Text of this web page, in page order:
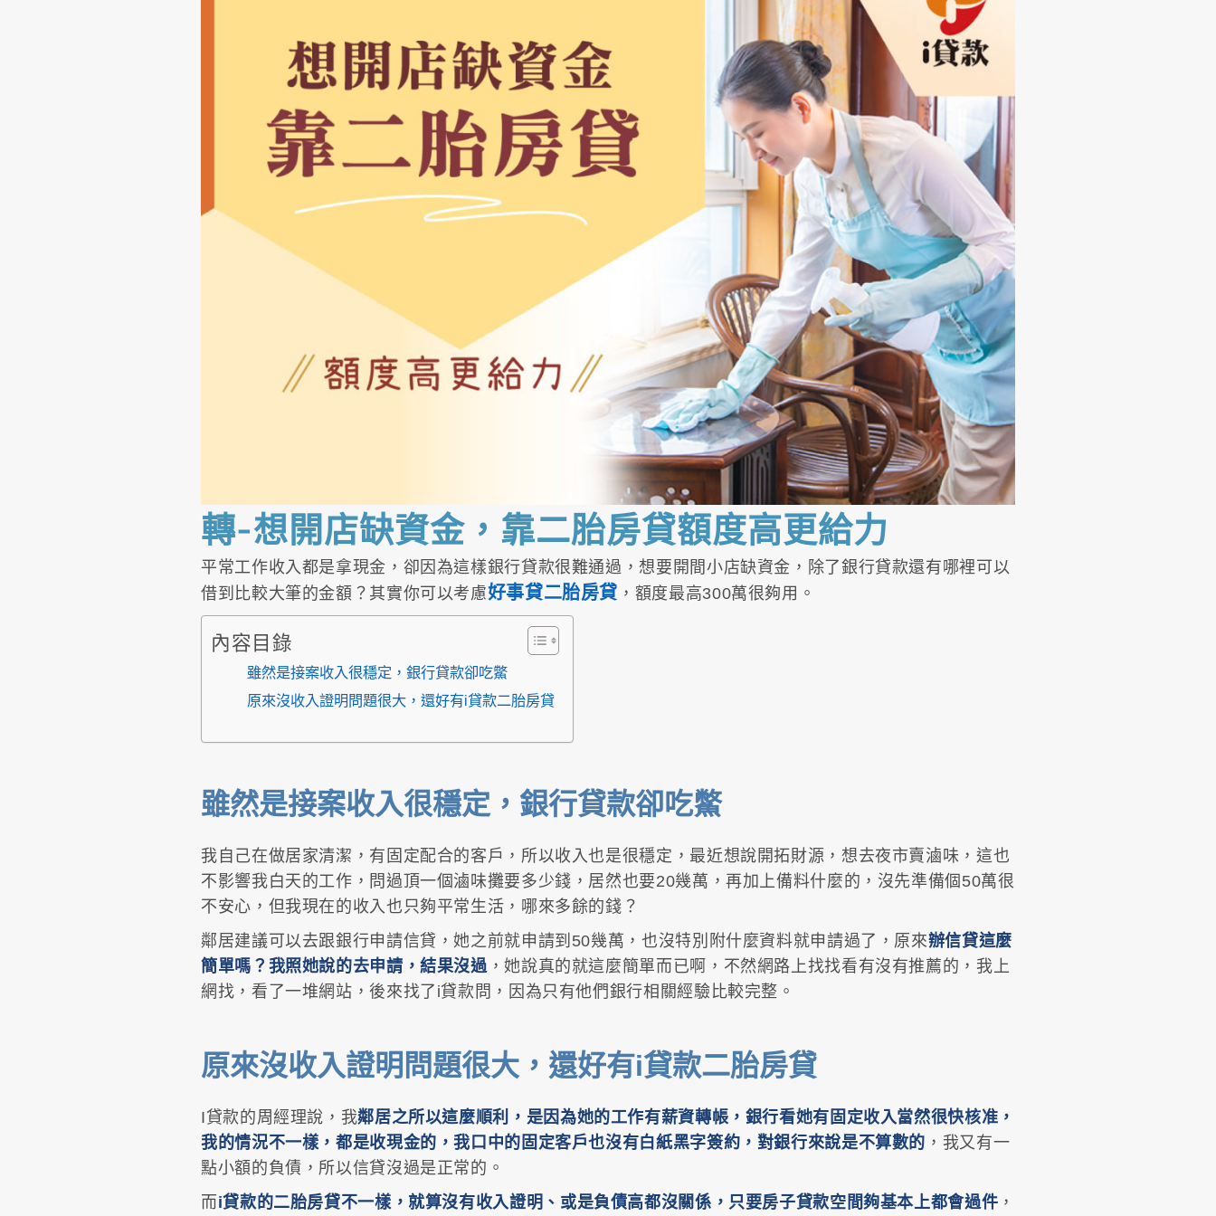
轉-想開店缺資金，靠二胎房貸額度高更給力
平常工作收入都是拿現金，卻因為這樣銀行貸款很難通過，想要開間小店缺資金，除了銀行貸款還有哪裡可以
借到比較大筆的金額？其實你可以考慮好事貸二胎房貸 ，額度最高300萬很夠用。
內容目錄
雖然是接案收入很穩定，銀行貸款卻吃鱉
原來沒收入證明問題很大，還好有i貸款二胎房貸
雖然是接案收入很穩定，銀行貸款卻吃鱉
我自己在做居家清潔，有固定配合的客戶，所以收入也是很穩定，最近想說開拓財源，想去夜市賣滷味，這也
不影響我白天的工作，問過頂一個滷味攤要多少錢，居然也要20幾萬，再加上備料什麼的，沒先準備個50萬很
不安心，但我現在的收入也只夠平常生活，哪來多餘的錢？
鄰居建議可以去跟銀行申請信貸，她之前就申請到50幾萬，也沒特別附什麼資料就申請過了，原來辦信貸這麼
簡單嗎？我照她說的去申請，結果沒過，她說真的就這麼簡單而已啊，不然網路上找找看有沒有推薦的，我上
網找，看了一堆網站，後來找了i貸款問，因為只有他們銀行相關經驗比較完整。
原來沒收入證明問題很大，還好有i貸款二胎房貸
I貸款的周經理說，我鄰居之所以這麼順利，是因為她的工作有薪資轉帳，銀行看她有固定收入當然很快核准，
我的情況不一樣，都是收現金的，我口中的固定客戶也沒有白紙黑字簽約，對銀行來說是不算數的 ，我又有一
點小額的負債，所以信貸沒過是正常的。
而i貸款的二胎房貸不一樣，就算沒有收入證明、或是負債高都沒關係，只要房子貸款空間夠基本上都會過件 ，